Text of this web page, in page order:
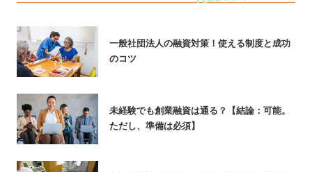
一般社団法人の融資対策！使える制度と成功
のコツ
未経験でも創業融資は通る？【結論：可能。
ただし、準備は必須】